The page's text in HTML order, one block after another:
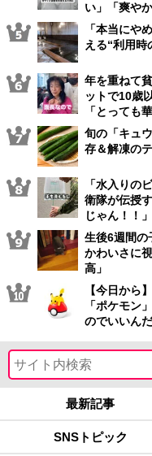
い」「爽や
「本当にや
える“利用時
年を重ねて
ットで10歳
「とっても
旬の「キュ
存＆解凍の
「水入りの
衛隊が伝授
じゃん！！」
生後6週間
かわいさに
高」
【今日から
「ポケモン
のでいいんだ
最新記事
SNSトピック